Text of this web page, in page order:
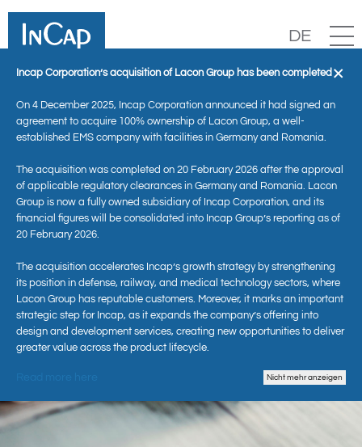
DE
Aktuelles
×
Incap Corporation’s acquisition of Lacon Group has been completed
On 4 December 2025, Incap Corporation announced it had signed an
agreement to acquire 100% ownership of Lacon Group, a well-
established EMS company with facilities in Germany and Romania.
The acquisition was completed on 20 February 2026 after the approval
of applicable regulatory clearances in Germany and Romania. Lacon
Group is now a fully owned subsidiary of Incap Corporation, and its
financial figures will be consolidated into Incap Group’s reporting as of
20 February 2026.
The acquisition accelerates Incap’s growth strategy by strengthening
its position in defense, railway, and medical technology sectors, where
Lacon Group has reputable customers. Moreover, it marks an important
strategic step for Incap, as it expands the company’s offering into
design and development services, creating new opportunities to deliver
greater value across the product lifecycle.
Nicht mehr anzeigen